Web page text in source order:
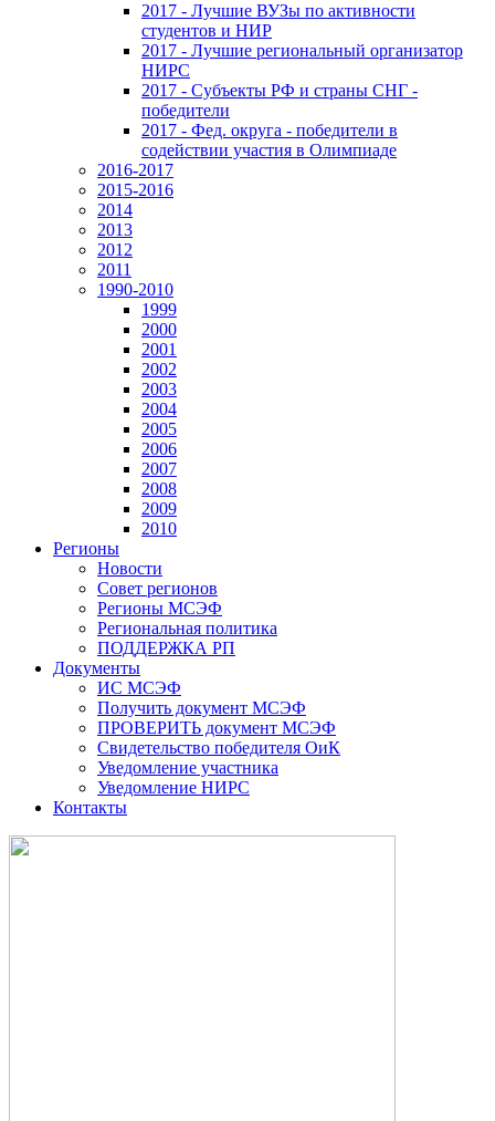
2017 - Лучшие ВУЗы по активности
студентов и НИР
2017 - Лучшие региональный организатор
НИРС
2017 - Субъекты РФ и страны СНГ -
победители
2017 - Фед. округа - победители в
содействии участия в Олимпиаде
2016-2017
2015-2016
2014
2013
2012
2011
1990-2010
1999
2000
2001
2002
2003
2004
2005
2006
2007
2008
2009
2010
Регионы
Новости
Совет регионов
Регионы МСЭФ
Региональная политика
ПОДДЕРЖКА РП
Документы
ИС МСЭФ
Получить документ МСЭФ
ПРОВЕРИТЬ документ МСЭФ
Свидетельство победителя ОиК
Уведомление участника
Уведомление НИРС
Контакты